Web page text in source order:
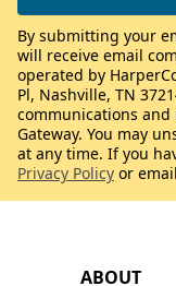
ABOUT
By submitting your
will receive email
operated by
Pl, Nashville, TN
communications
Gateway. You may
at any time. If you
Privacy Policy or